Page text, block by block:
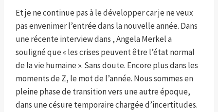
Et je ne continue pas à le développer car je ne veux
pas envenimer l’entrée dans la nouvelle année. Dans
une récente interview dans , Angela Merkel a
souligné que « les crises peuvent être l’état normal
de la vie humaine ». Sans doute. Encore plus dans les
moments de Z, le mot de l’année. Nous sommes en
pleine phase de transition vers une autre époque,
dans une césure temporaire chargée d’incertitudes.